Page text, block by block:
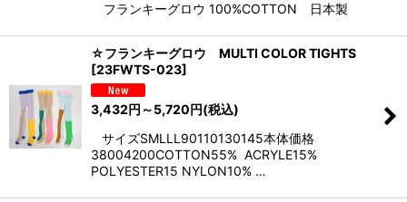
フランキーグロウ 100%COTTON 日本製
☆フランキーグロウ MULTI COLOR TIGHTS
[23FWTS-023]
3,432円 ～5,720円(税込)
サイズSMLLL90110130145本体価格
38004200COTTON55% ACRYLE15%
POLYESTER15 NYLON10% …